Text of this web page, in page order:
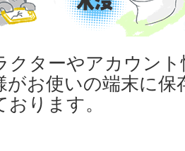
クターやアカウン
がお使いの端末に保
ります。